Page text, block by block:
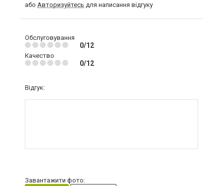
або Авторизуйтесь для написання відгуку
Обслуговування
0/12
Качество
0/12
Відгук:
Завантажити фото: